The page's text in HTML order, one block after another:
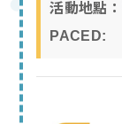
活動地點：
PACED: